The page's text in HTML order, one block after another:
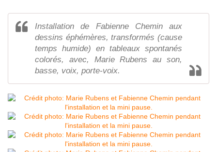
Installation de Fabienne Chemin aux
dessins éphémères, transformés (cause
temps humide) en tableaux spontanés
colorés, avec, Marie Rubens au son,
basse, voix, porte-voix.